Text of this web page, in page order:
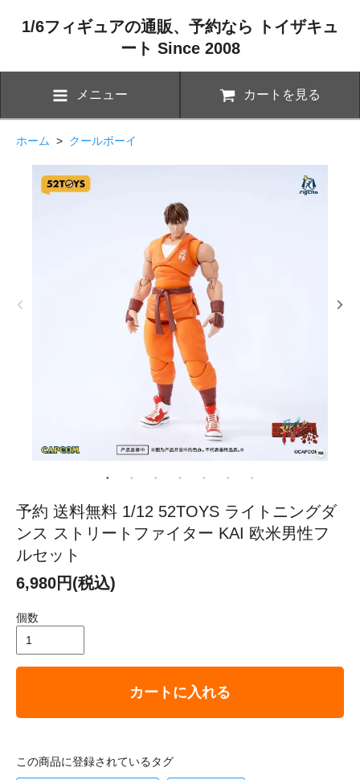
1/6フィギュアの通販、予約なら トイザキュ
ート Since 2008
メニュー カートを見る
ホーム > クールボーイ
予約 送料無料 1/12 52TOYS ライトニングダ
ンス ストリートファイター KAI 欧米男性フ
ルセット
6,980円(税込)
個数
カートに入れる
この商品に登録されているタグ